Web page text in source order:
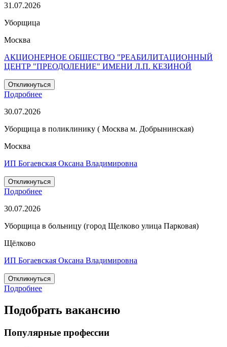
31.07.2026
Уборщица
Москва
АКЦИОНЕРНОЕ ОБЩЕСТВО "РЕАБИЛИТАЦИОННЫЙ
ЦЕНТР "ПРЕОДОЛЕНИЕ" ИМЕНИ Л.П. КЕЗИНОЙ
Откликнуться
Подробнее
30.07.2026
Уборщица в поликлинику ( Москва м. Добрынинская)
Москва
ИП Богаевская Оксана Владимировна
Откликнуться
Подробнее
30.07.2026
Уборщица в больницу (город Щелково улица Парковая)
Щёлково
ИП Богаевская Оксана Владимировна
Откликнуться
Подробнее
Подобрать вакансию
Популярные профессии